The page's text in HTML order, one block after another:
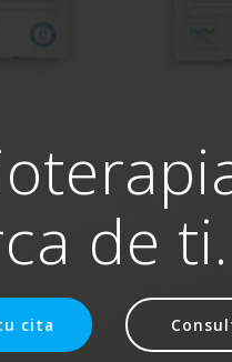
de ti.
cita